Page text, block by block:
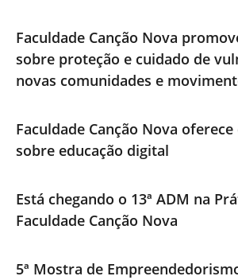
Faculdade Canção Nova
sobre proteção e cuidado de
novas comunidades e
Faculdade Canção Nova
sobre educação digital
Está chegando o 13ª ADM na
Faculdade Canção Nova
5ª Mostra de